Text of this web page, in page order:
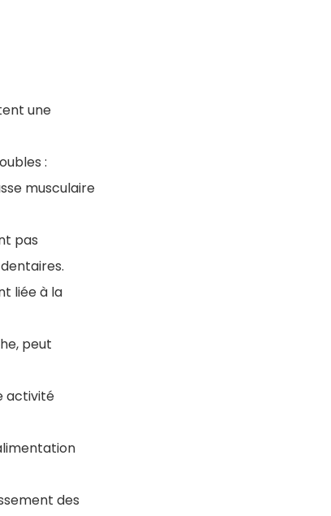
une
:
musculaire
pas
liée à la
peut
activité
des